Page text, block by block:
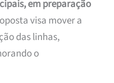
em preparação
visa mover a
das linhas,
o